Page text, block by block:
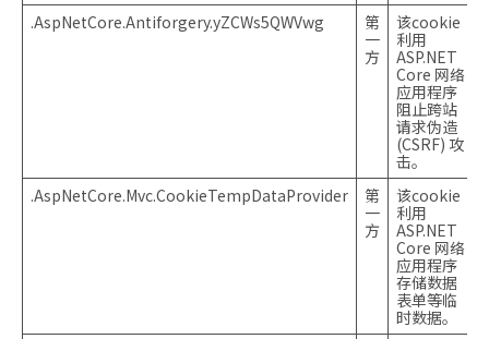
.AspNetCore.Antiforgery.yZCWs5QWVwg
第
一
方
该cookie
利用
ASP.NET
Core 网络
应用程序
阻止跨站
请求伪造
(CSRF) 攻
击。
.AspNetCore.Mvc.CookieTempDataProvider
第
一
方
该cookie
利用
ASP.NET
Core 网络
应用程序
存储数据
表单等临
时数据。